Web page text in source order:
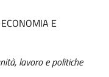
E
lavoro e politiche